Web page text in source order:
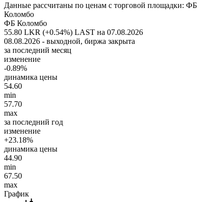
Данные рассчитаны по ценам с торговой площадки: ФБ
Коломбо
ФБ Коломбо
55.80 LKR (+0.54%) LAST на 07.08.2026
08.08.2026 - выходной, биржа закрыта
за последний месяц
изменение
-0.89%
динамика цены
54.60
min
57.70
max
за последний год
изменение
+23.18%
динамика цены
44.90
min
67.50
max
График